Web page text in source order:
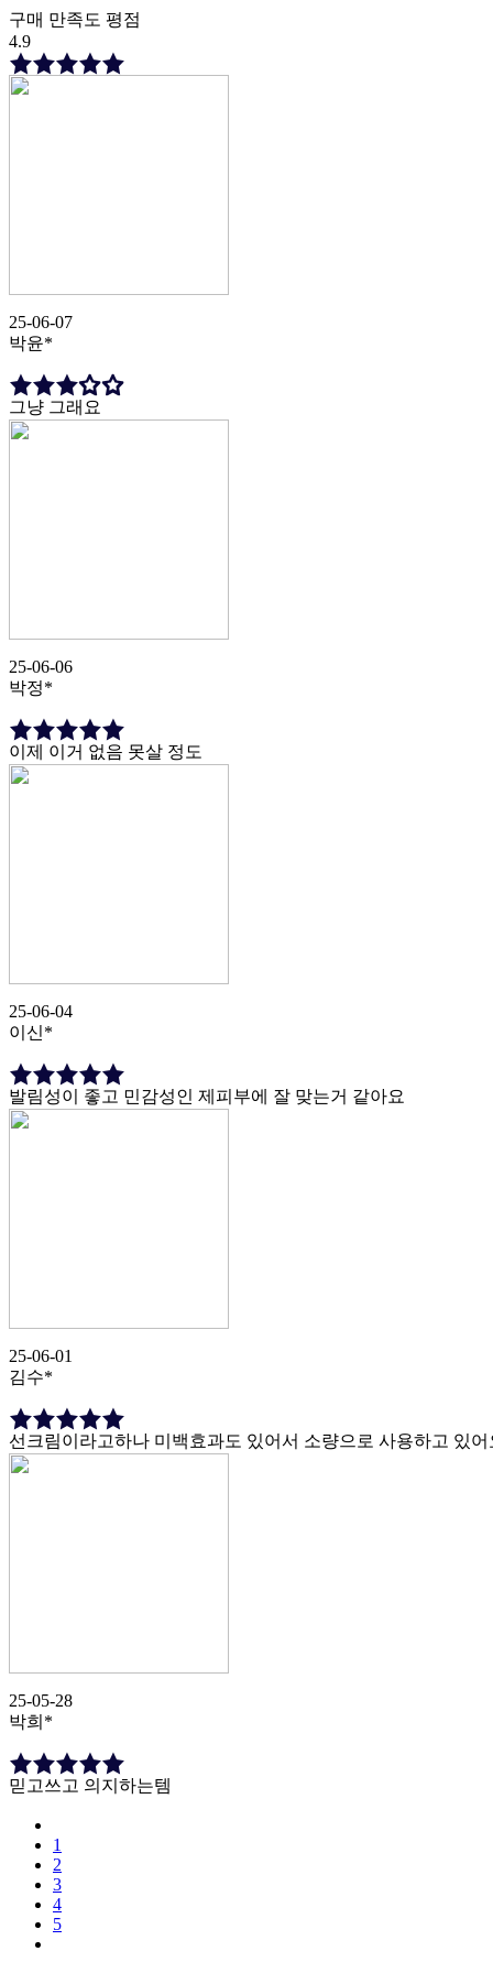
구매 만족도 평점
4.9
25-06-07
박윤*
그냥 그래요
25-06-06
박정*
이제 이거 없음 못살 정도
25-06-04
이신*
발림성이 좋고 민감성인 제피부에 잘 맞는거 같아요
25-06-01
김수*
선크림이라고하나 미백효과도 있어서 소량으로 사용하고 있어
25-05-28
박희*
믿고쓰고 의지하는템
1
2
3
4
5